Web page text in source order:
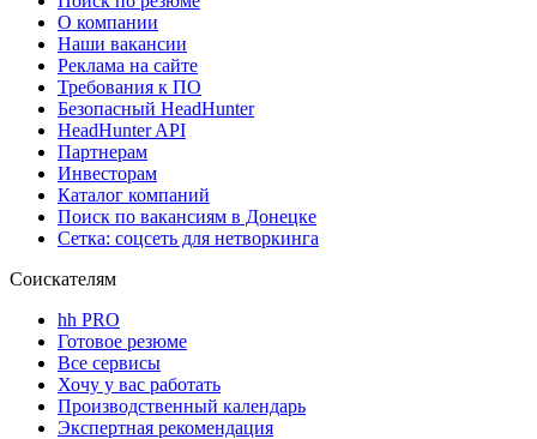
О компании
Наши вакансии
Реклама на сайте
Требования к ПО
Безопасный HeadHunter
HeadHunter API
Партнерам
Инвесторам
Каталог компаний
Поиск по вакансиям в Донецке
Сетка: соцсеть для нетворкинга
Соискателям
hh PRO
Готовое резюме
Все сервисы
Хочу у вас работать
Производственный календарь
Экспертная рекомендация